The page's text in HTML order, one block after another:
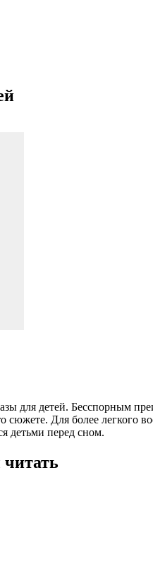
для детей. Бесспорным
сюжете. Для более легкого
детьми перед сном.
читать